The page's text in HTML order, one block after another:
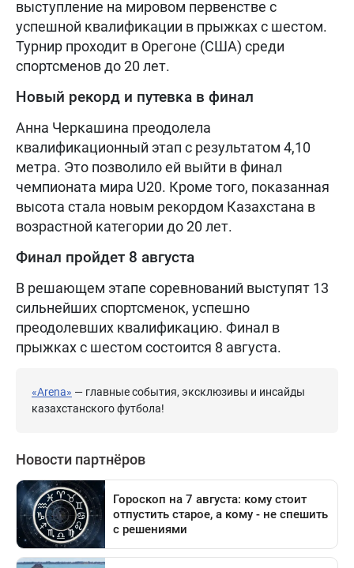
выступление на мировом первенстве с
успешной квалификации в прыжках с шестом.
Турнир проходит в Орегоне (США) среди
спортсменов до 20 лет.
Новый рекорд и путевка в финал
Анна Черкашина преодолела
квалификационный этап с результатом 4,10
метра. Это позволило ей выйти в финал
чемпионата мира U20. Кроме того, показанная
высота стала новым рекордом Казахстана в
возрастной категории до 20 лет.
Финал пройдет 8 августа
В решающем этапе соревнований выступят 13
сильнейших спортсменок, успешно
преодолевших квалификацию. Финал в
прыжках с шестом состоится 8 августа.
«Arena» — главные события, эксклюзивы и инсайды
казахстанского футбола!